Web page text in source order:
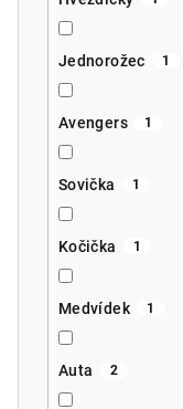
Jednorožec 1
Avengers 1
Sovička 1
Kočička 1
Medvídek 1
Auta 2